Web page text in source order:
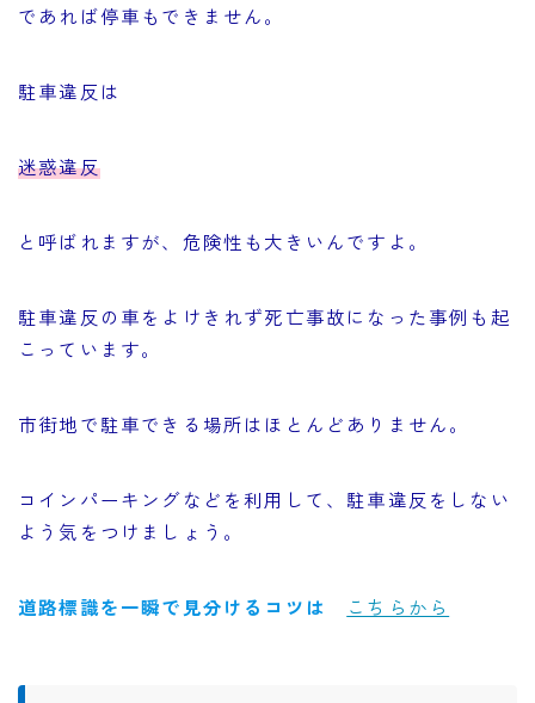
であれば停車もできません。
駐車違反は
迷惑違反
と呼ばれますが、危険性も大きいんですよ。
駐車違反の車をよけきれず死亡事故になった事例も起
こっています。
市街地で駐車できる場所はほとんどありません。
コインパーキングなどを利用して、駐車違反をしない
よう気をつけましょう。
道路標識を一瞬で見分けるコツは こちらから